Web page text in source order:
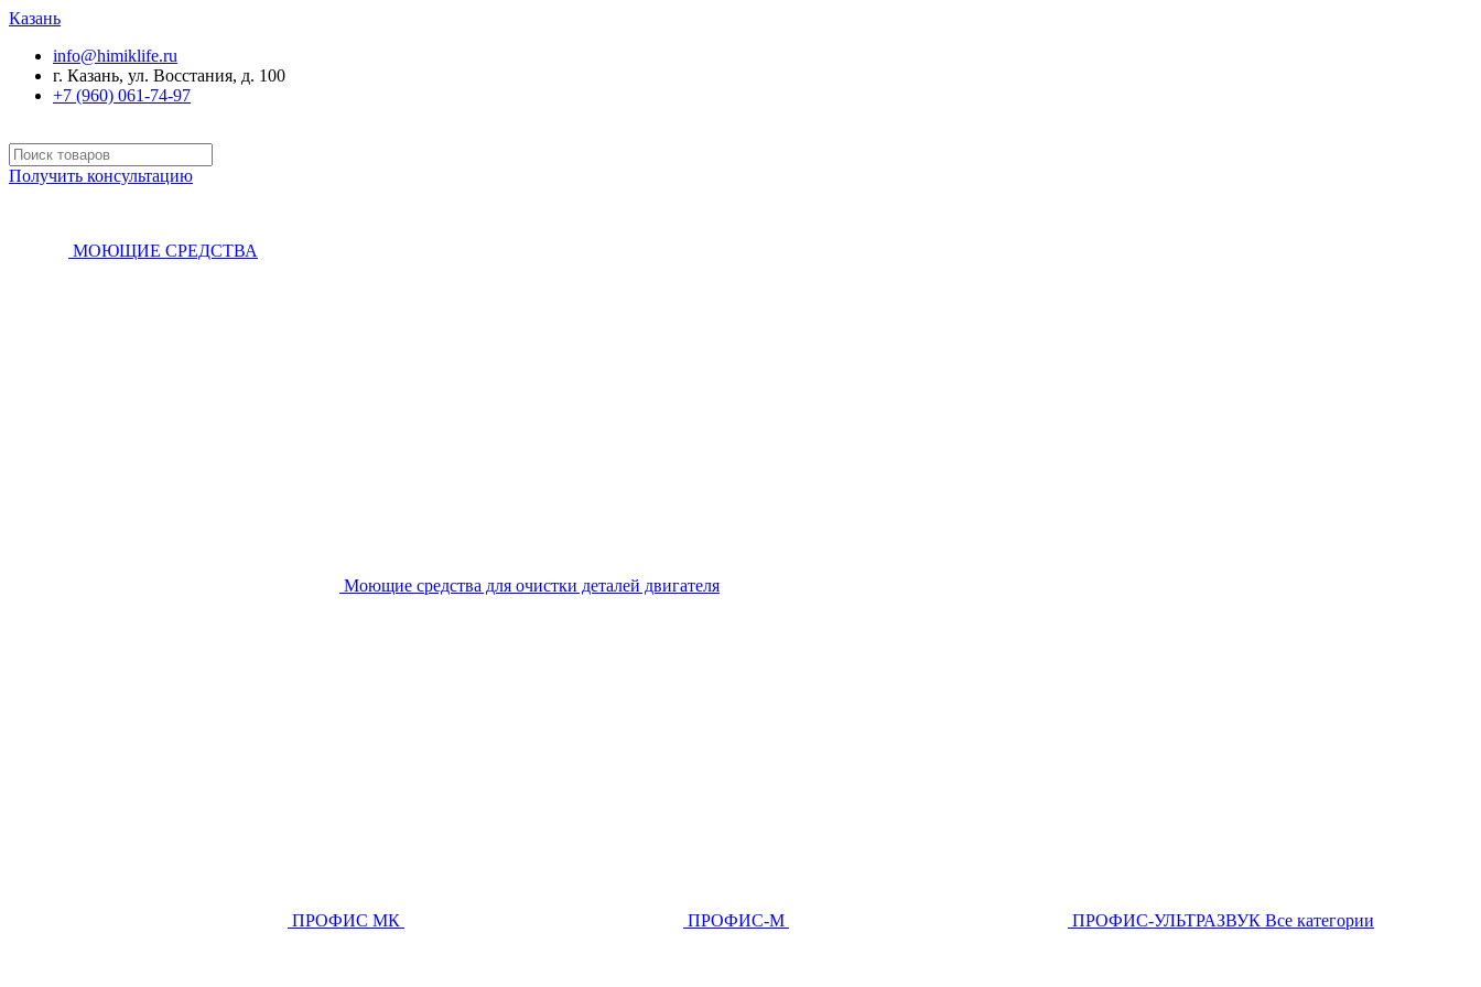
Казань
info@himiklife.ru
г. Казань, ул. Восстания, д. 100
+7 (960) 061-74-97
Получить консультацию
МОЮЩИЕ СРЕДСТВА
Моющие средства для очистки деталей двигателя
ПРОФИС МК ПРОФИС-М ПРОФИС-УЛЬТРАЗВУК Все категории